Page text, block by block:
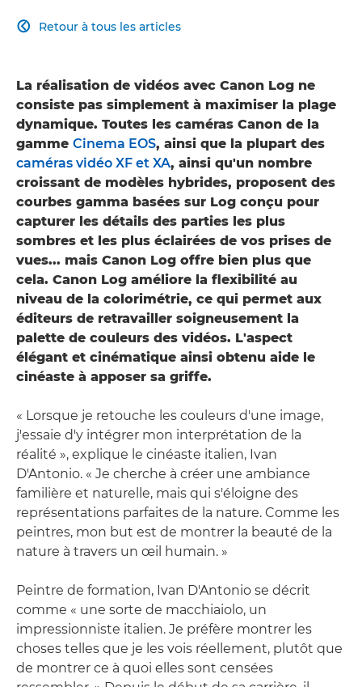
Retour à tous les articles

La réalisation de vidéos avec Canon Log ne
consiste pas simplement à maximiser la plage
dynamique. Toutes les caméras Canon de la
gamme Cinema EOS, ainsi que la plupart des
caméras vidéo XF et XA, ainsi qu'un nombre
croissant de modèles hybrides, proposent des
courbes gamma basées sur Log conçu pour
capturer les détails des parties les plus
sombres et les plus éclairées de vos prises de
vues... mais Canon Log offre bien plus que
cela. Canon Log améliore la flexibilité au
niveau de la colorimétrie, ce qui permet aux
éditeurs de retravailler soigneusement la
palette de couleurs des vidéos. L'aspect
élégant et cinématique ainsi obtenu aide le
cinéaste à apposer sa griffe.
« Lorsque je retouche les couleurs d'une image,
j'essaie d'y intégrer mon interprétation de la
réalité », explique le cinéaste italien, Ivan
D'Antonio. « Je cherche à créer une ambiance
familière et naturelle, mais qui s'éloigne des
représentations parfaites de la nature. Comme les
peintres, mon but est de montrer la beauté de la
nature à travers un œil humain. »
Peintre de formation, Ivan D'Antonio se décrit
comme « une sorte de macchiaiolo, un
impressionniste italien. Je préfère montrer les
choses telles que je les vois réellement, plutôt que
de montrer ce à quoi elles sont censées